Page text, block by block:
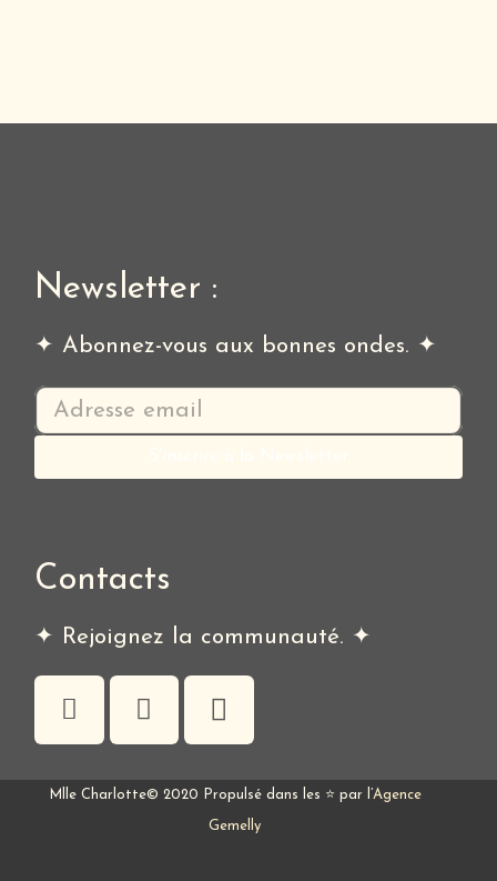
Newsletter :
✦ Abonnez-vous aux bonnes ondes. ✦
Contacts
✦ Rejoignez la communauté. ✦
Mlle Charlotte© 2020 Propulsé dans les ⭐ par l’Agence
Gemelly